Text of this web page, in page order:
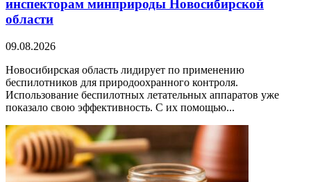
инспекторам минприроды Новосибирской
области
09.08.2026
Новосибирская область лидирует по применению
беспилотников для природоохранного контроля.
Использование беспилотных летательных аппаратов уже
показало свою эффективность. С их помощью...